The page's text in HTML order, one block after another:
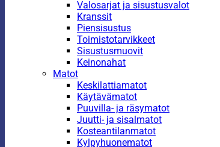
Valosarjat ja sisustusvalot
Kranssit
Piensisustus
Toimistotarvikkeet
Sisustusmuovit
Keinonahat
Matot
Keskilattiamatot
Käytävämatot
Puuvilla- ja räsymatot
Juutti- ja sisalmatot
Kosteantilanmatot
Kylpyhuonematot